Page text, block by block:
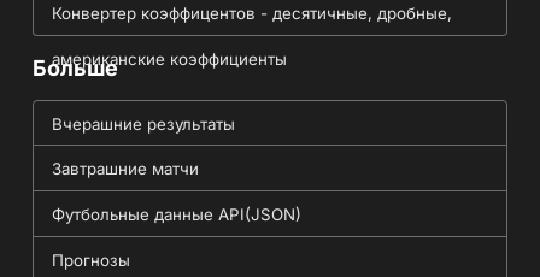
Конвертер коэффицентов - десятичные, дробные,
американские коэффициенты
Больше
Вчерашние результаты
Завтрашние матчи
Футбольные данные API(JSON)
Прогнозы